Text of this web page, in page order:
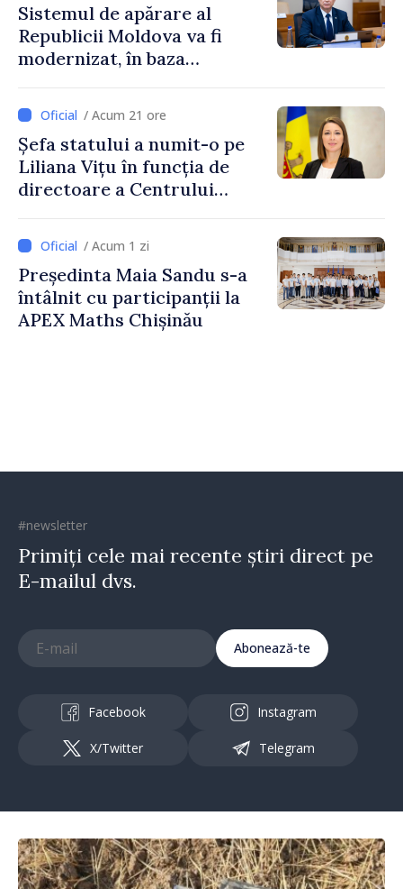
Sistemul de apărare al
Republicii Moldova va fi
modernizat, în baza
implementare a Strategiei
Naționale de Apărare
/ Acum 21 ore
Șefa statului a numit-o pe
Liliana Vițu în funcția de
directoare a Centrului
Strategică și Contracarare a
Dezinformării
/ Acum 1 zi
Președinta Maia Sandu s-a
întâlnit cu participanții la
APEX Maths Chișinău
#newsletter
Primiți cele mai recente știri direct pe
E-mailul dvs.
Abonează-te
Facebook Instagram
X/Twitter Telegram